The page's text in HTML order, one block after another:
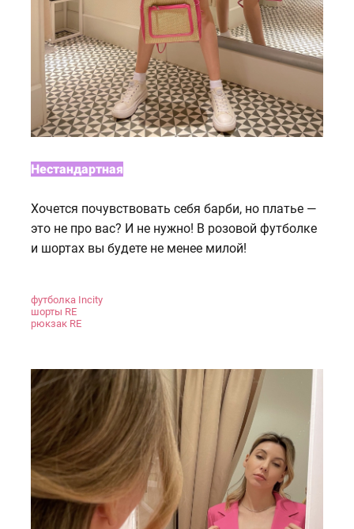
Нестандартная
Хочется почувствовать себя барби, но платье —
это не про вас? И не нужно! В розовой футболке
и шортах вы будете не менее милой!
футболка Incity
шорты RE
рюкзак RE